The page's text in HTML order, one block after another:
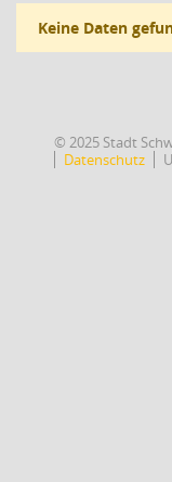
Keine Daten
© 2025 Stadt
Datenschutz